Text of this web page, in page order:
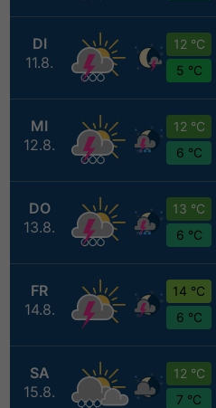
DI
11.8.
12 °C
5 °C
MI
12.8.
12 °C
6 °C
DO
13.8.
13 °C
6 °C
FR
14.8.
14 °C
6 °C
SA
15.8.
12 °C
7 °C